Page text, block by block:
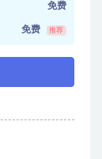
免费
免费 推荐